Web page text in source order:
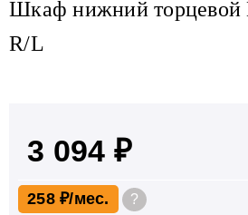
Шкаф нижний торцевой
R/L
3 094 ₽
258 ₽ ?